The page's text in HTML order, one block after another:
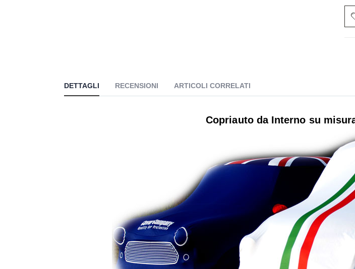
DETTAGLI
Copriauto da Interno su
RECENSIONI ARTICOLI CORRELATI